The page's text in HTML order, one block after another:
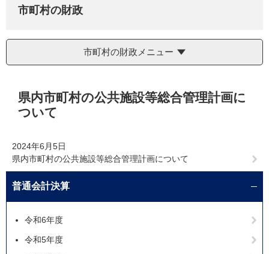
市町村の財政
市町村の財政メニュー
県内市町村の公共施設等総合管理計画に
ついて
2024年6月5日
県内市町村の公共施設等総合管理計画について
普通会計決算
令和6年度
令和5年度